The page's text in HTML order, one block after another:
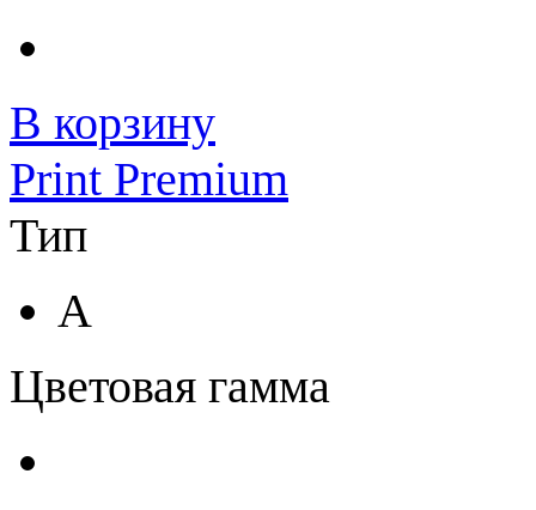
В корзину
Print Premium
Тип
A
Цветовая гамма